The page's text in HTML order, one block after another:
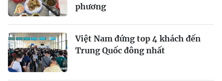
phương
Việt Nam đứng top 4 khách đến
Trung Quốc đông nhất